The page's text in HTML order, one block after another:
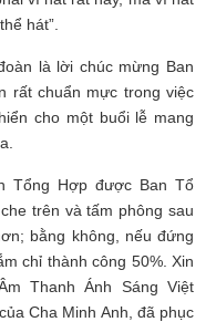
hát”.
là lời chúc mừng Ban
rất chuẩn mực trong việc
cho một buổi lễ mang
Tổng Hợp được Ban Tổ
trên và tấm phông sau
bằng không, nếu đứng
chỉ thành công 50%. Xin
Thanh Ánh Sáng Việt
Cha Minh Anh, đã phục